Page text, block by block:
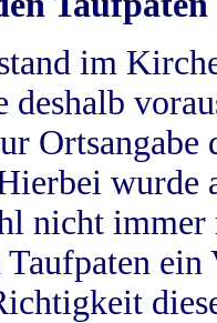
im
wurde
nicht